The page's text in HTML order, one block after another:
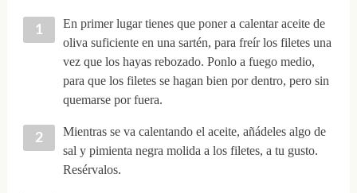
En primer lugar tienes que poner a calentar aceite de
oliva suficiente en una sartén, para freír los filetes una
vez que los hayas rebozado. Ponlo a fuego medio,
para que los filetes se hagan bien por dentro, pero sin
quemarse por fuera.
Mientras se va calentando el aceite, añádeles algo de
sal y pimienta negra molida a los filetes, a tu gusto.
Resérvalos.